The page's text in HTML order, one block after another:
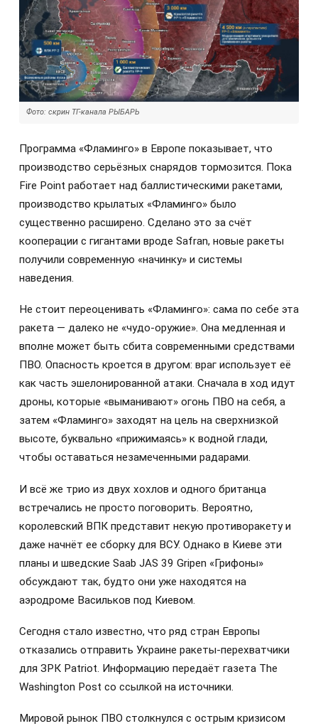
Фото: скрин ТГ-канала РЫБАРЬ
Программа «Фламинго» в Европе показывает, что
производство серьёзных снарядов тормозится. Пока
Fire Point работает над баллистическими ракетами,
производство крылатых «Фламинго» было
существенно расширено. Сделано это за счёт
кооперации с гигантами вроде Safran, новые ракеты
получили современную «начинку» и системы
наведения.
Не стоит переоценивать «Фламинго»: сама по себе эта
ракета — далеко не «чудо-оружие». Она медленная и
вполне может быть сбита современными средствами
ПВО. Опасность кроется в другом: враг использует её
как часть эшелонированной атаки. Сначала в ход идут
дроны, которые «выманивают» огонь ПВО на себя, а
затем «Фламинго» заходят на цель на сверхнизкой
высоте, буквально «прижимаясь» к водной глади,
чтобы оставаться незамеченными радарами.
И всё же трио из двух хохлов и одного британца
встречались не просто поговорить. Вероятно,
королевский ВПК представит некую противоракету и
даже начнёт ее сборку для ВСУ. Однако в Киеве эти
планы и шведские Saab JAS 39 Gripen «Грифоны»
обсуждают так, будто они уже находятся на
аэродроме Васильков под Киевом.
Сегодня стало известно, что ряд стран Европы
отказались отправить Украине ракеты-перехватчики
для ЗРК Patriot. Информацию передаёт газета The
Washington Post со ссылкой на источники.
Мировой рынок ПВО столкнулся с острым кризисом